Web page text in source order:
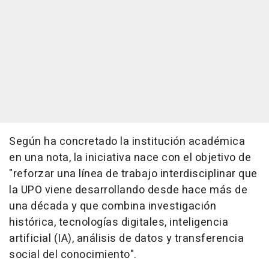
Según ha concretado la institución académica
en una nota, la iniciativa nace con el objetivo de
"reforzar una línea de trabajo interdisciplinar que
la UPO viene desarrollando desde hace más de
una década y que combina investigación
histórica, tecnologías digitales, inteligencia
artificial (IA), análisis de datos y transferencia
social del conocimiento".